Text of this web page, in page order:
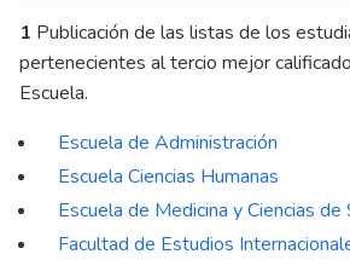
1 Publicación de las listas de los
pertenecientes al tercio mejor
Escuela.
Escuela de Administración
Escuela Ciencias Humanas
Escuela de Medicina y Ciencias de
Facultad de Estudios